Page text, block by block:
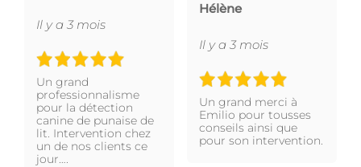
Il y a 3 mois
Un grand
professionnalisme
pour la détection
canine de punaise de
lit. Intervention chez
un de nos clients ce
jour….
Hélène
Il y a 3 mois
Un grand merci à
Emilio pour tousses
conseils ainsi que
pour son intervention.